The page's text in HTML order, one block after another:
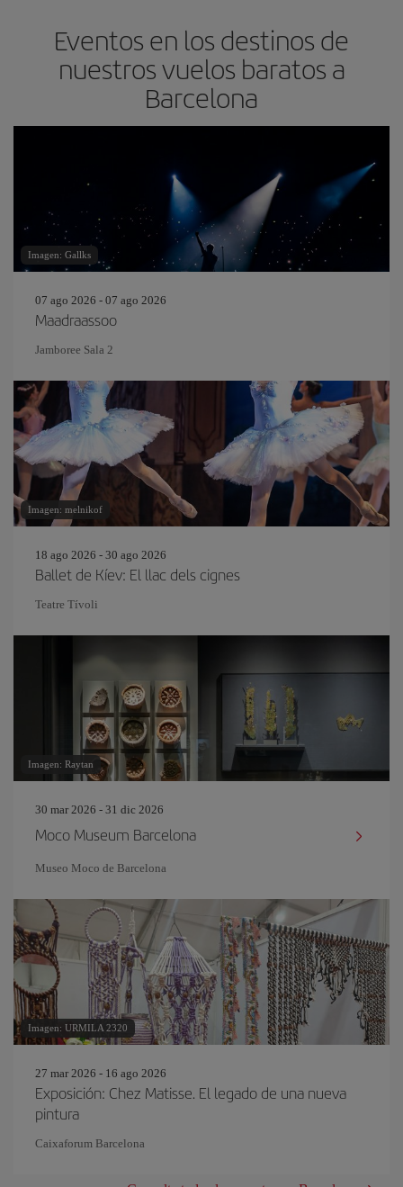
Eventos en los destinos de
nuestros vuelos baratos a
Barcelona
Imagen: Gallks
07 ago 2026 - 07 ago 2026
Maadraassoo
Jamboree Sala 2
Imagen: melnikof
18 ago 2026 - 30 ago 2026
Ballet de Kíev: El llac dels cignes
Teatre Tívoli
Imagen: Raytan
30 mar 2026 - 31 dic 2026
Moco Museum Barcelona
Museo Moco de Barcelona
Imagen: URMILA 2320
27 mar 2026 - 16 ago 2026
Exposición: Chez Matisse. El legado de una nueva
pintura
Caixaforum Barcelona